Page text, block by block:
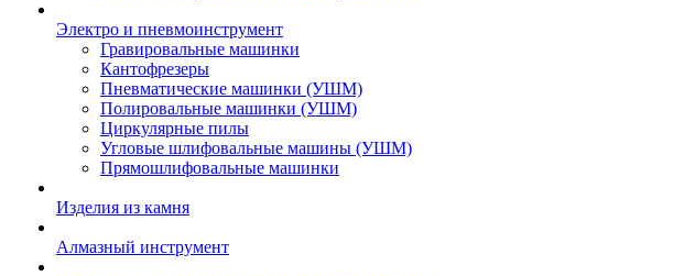
Электро и пневмоинструмент
Гравировальные машинки
Кантофрезеры
Пневматические машинки (УШМ)
Полировальные машинки (УШМ)
Циркулярные пилы
Угловые шлифовальные машины (УШМ)
Прямошлифовальные машинки
Изделия из камня
Алмазный инструмент